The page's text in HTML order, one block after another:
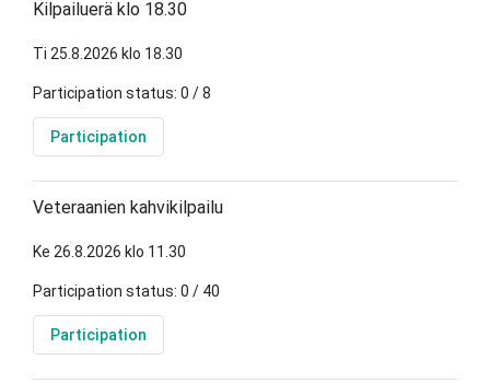
Kilpailuerä klo 18.30
Ti 25.8.2026 klo 18.30
Participation status: 0 / 8
Participation
Veteraanien kahvikilpailu
Ke 26.8.2026 klo 11.30
Participation status: 0 / 40
Participation